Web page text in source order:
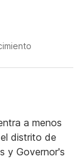
a menos
distrito de
y Governor's